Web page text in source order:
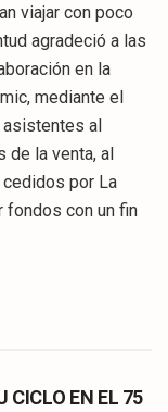
viajar con poco
agradeció a las
en la
mediante el
al
de la venta, al
por La
fondos con un fin
CICLO EN EL 75